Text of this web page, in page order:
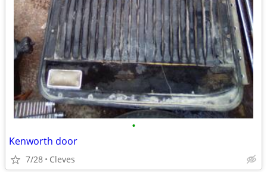
•
Kenworth door
7/28 Cleves